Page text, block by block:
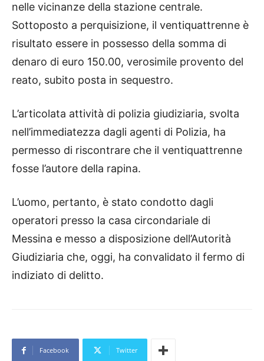
nelle vicinanze della stazione centrale.
Sottoposto a perquisizione, il ventiquattrenne è
risultato essere in possesso della somma di
denaro di euro 150.00, verosimile provento del
reato, subito posta in sequestro.
L’articolata attività di polizia giudiziaria, svolta
nell’immediatezza dagli agenti di Polizia, ha
permesso di riscontrare che il ventiquattrenne
fosse l’autore della rapina.
L’uomo, pertanto, è stato condotto dagli
operatori presso la casa circondariale di
Messina e messo a disposizione dell’Autorità
Giudiziaria che, oggi, ha convalidato il fermo di
indiziato di delitto.
Facebook Twitter